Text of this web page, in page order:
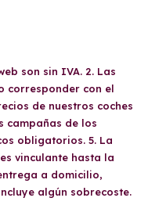
son sin IVA. 2. Las
corresponder con el
de nuestros coches
campañas de los
obligatorios. 5. La
vinculante hasta la
a domicilio,
algún sobrecoste.